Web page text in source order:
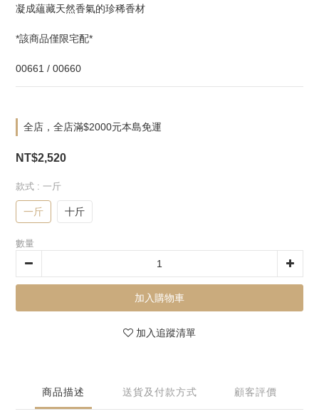
凝成蘊藏天然香氣的珍稀香材
*該商品僅限宅配*
00661 / 00660
全店，全店滿$2000元本島免運
NT$2,520
款式 : 一斤
一斤 十斤
數量
加入購物車
加入追蹤清單
商品描述 送貨及付款方式 顧客評價